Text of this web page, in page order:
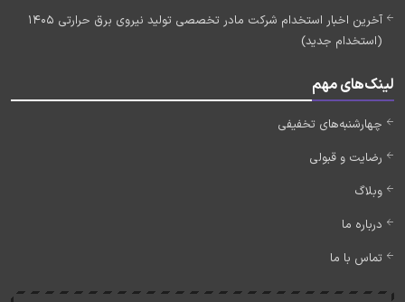
آخرین اخبار استخدام شرکت مادر تخصصی تولید نیروی برق حرارتی 1405
(استخدام جدید)
لینک‌های مهم
چهارشنبه‌های تخفیفی
رضایت و قبولی
وبلاگ
درباره ما
تماس با ما